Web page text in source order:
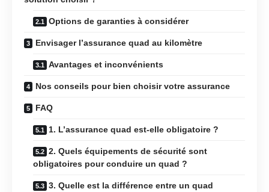
Options de garanties à considérer
Envisager l’assurance quad au kilomètre
Avantages et inconvénients
Nos conseils pour bien choisir votre assurance
FAQ
1. L’assurance quad est-elle obligatoire ?
2. Quels équipements de sécurité sont
obligatoires pour conduire un quad ?
3. Quelle est la différence entre un quad